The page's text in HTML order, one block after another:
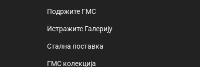
Подржите ГМС
Истражите Галерију
Стална поставка
ГМС колекција